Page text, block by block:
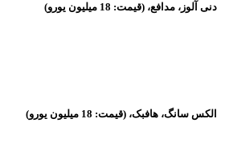
دنی آلوز، مدافع، (قیمت: 18 میلیون یورو)
الکس سانگ، هافبک، (قیمت: 18 میلیون یورو)